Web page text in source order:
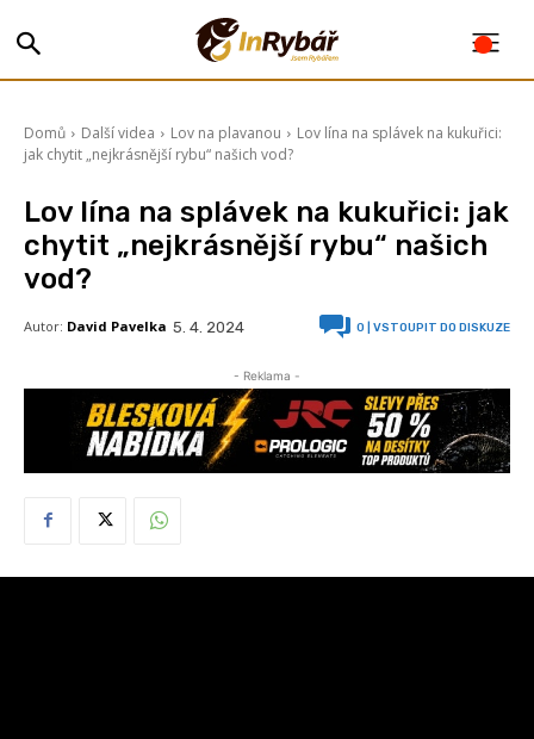
Domů Další videa Lov na plavanou
Lov lína na splávek na kukuřici:
jak chytit „nejkrásnější rybu“ našich vod?
Lov lína na splávek na kukuřici: jak
chytit „nejkrásnější rybu“ našich
vod?
Autor: David Pavelka 5. 4. 2024 0 | VSTOUPIT DO DISKUZE
- Reklama -